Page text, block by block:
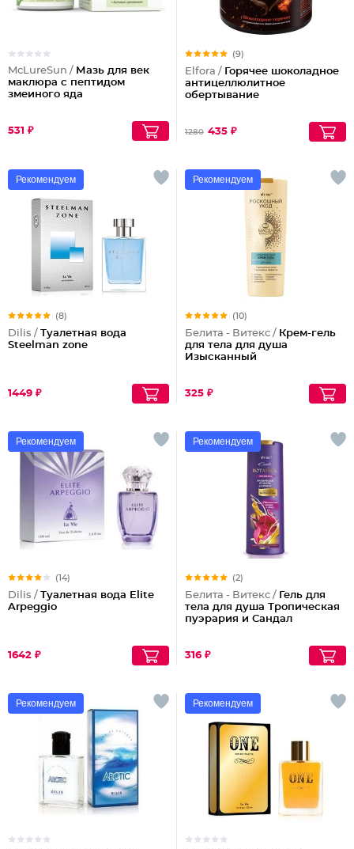
McLureSun / Мазь для век
маклюра с пептидом
змеиного яда
531 ₽
(9)
Elfora / Горячее шоколадное
антицеллюлитное
обертывание
1280 435 ₽
Рекомендуем
(8)
Dilis / Туалетная вода
Steelman zone
1449 ₽
Рекомендуем
(10)
Белита - Витекс / Крем-гель
для тела для душа
Изысканный
325 ₽
Рекомендуем
(14)
Dilis / Туалетная вода Elite
Arpeggio
1642 ₽
Рекомендуем
(2)
Белита - Витекс / Гель для
тела для душа Тропическая
пуэрария и Сандал
316 ₽
Рекомендуем Рекомендуем